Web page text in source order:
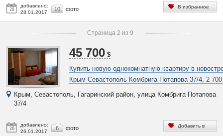
28
добавлено:
28.01.2017
10 фото В избранное
Страница 2 из 9
26
добавлено:
26.01.2017
6 фото
45 700 $
Купить новую однокомнатную квартиру в
Крым Севастополь Комбрига Потапова 37/4, 2
Крым, Севастополь, Гагаринский район, улица Комбрига Потапова
37/4
Добавить в